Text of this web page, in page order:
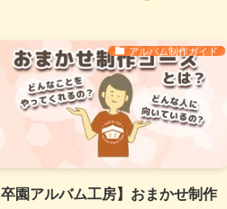
アルバム制作ガイド
卒園アルバム工房】おまかせ制作